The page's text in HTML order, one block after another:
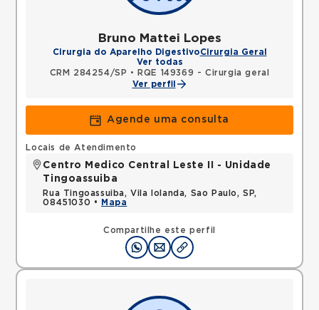
Bruno Mattei Lopes
Cirurgia do Aparelho DigestivoCirurgia Geral
Ver todas
CRM 284254/SP •
RQE 149369 - Cirurgia geral
Ver perfil
Agende uma consulta
Compartilhe este perfil
Locais de Atendimento
Centro Medico Central Leste II - Unidade
Tingoassuiba
Rua Tingoassuiba, Vila Iolanda, Sao Paulo, SP,
08451030 •
Mapa